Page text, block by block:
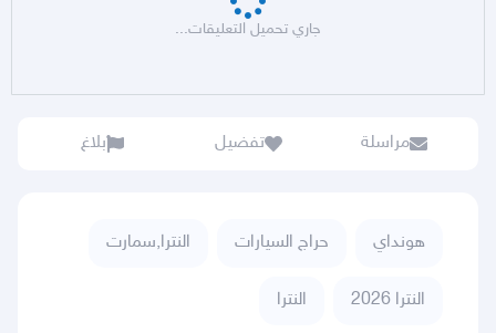
جاري تحميل التعليقات...
مراسلة تفضيل بلاغ
هونداي حراج السيارات النترا,سمارت
النترا 2026 النترا